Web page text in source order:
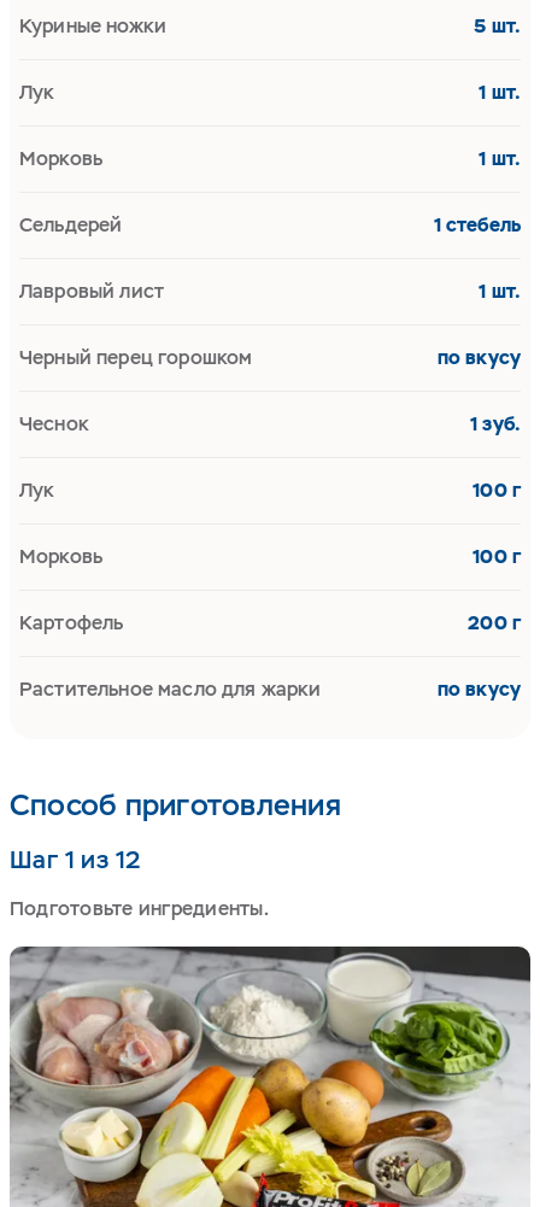
Способ приготовления
Шаг 1 из 12
Подготовьте ингредиенты.
Куриные ножки 5 шт.
Лук 1 шт.
Морковь 1 шт.
Сельдерей 1 стебель
Лавровый лист 1 шт.
Черный перец горошком по вкусу
Чеснок 1 зуб.
Лук 100 г
Морковь 100 г
Картофель 200 г
Растительное масло для жарки по вкусу